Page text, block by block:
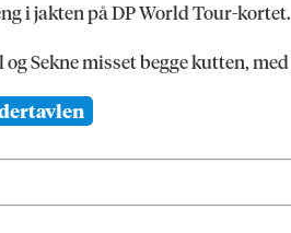
i jakten på DP World Tour-kortet.
og Sekne misset begge kutten,